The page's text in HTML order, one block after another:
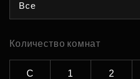
Все
Количество комнат
С 1 2